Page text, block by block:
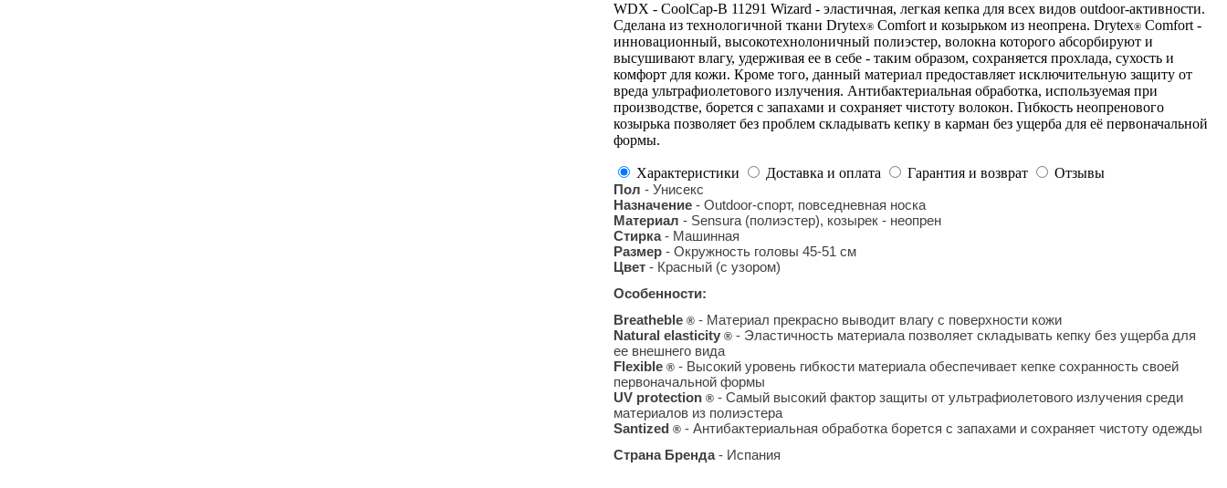
WDX - CoolCap-B 11291 Wizard - эластичная, легкая кепка для всех видов outdoor-активности.
Сделана из технологичной ткани Drytex® Comfort и козырьком из неопрена. Drytex® Comfort -
инновационный, высокотехнолоничный полиэстер, волокна которого абсорбируют и
высушивают влагу, удерживая ее в себе - таким образом, сохраняется прохлада, сухость и
комфорт для кожи. Кроме того, данный материал предоставляет исключительную защиту от
вреда ультрафиолетового излучения. Антибактериальная обработка, используемая при
производстве, борется с запахами и сохраняет чистоту волокон. Гибкость неопренового
козырька позволяет без проблем складывать кепку в карман без ущерба для её первоначальной
формы.
Характеристики Доставка и оплата Гарантия и возврат
Отзывы
Пол - Унисекс
Назначение - Outdoor-спорт, повседневная носка
Материал - Sensura (полиэстер), козырек - неопрен
Стирка- Машинная
Размер - Окружность головы 45-51 см
Цвет - Красный (с узором)
Особенности:
Breatheble ® - Материал прекрасно выводит влагу с поверхности кожи
Natural elasticity ® - Эластичность материала позволяет складывать кепку без ущерба для
ее внешнего вида
Flexible ® - Высокий уровень гибкости материала обеспечивает кепке сохранность своей
первоначальной формы
UV protection ® - Самый высокий фактор защиты от ультрафиолетового излучения среди
материалов из полиэстера
Santized ® - Антибактериальная обработка борется с запахами и сохраняет чистоту одежды
Страна Бренда- Испания